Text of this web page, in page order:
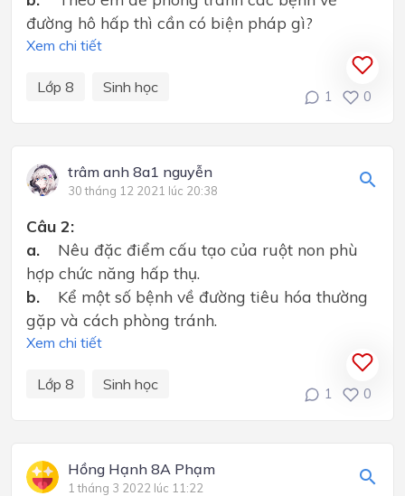
đường hô hấp thì cần có biện pháp gì?
Xem chi tiết
Lớp 8 Sinh học
1 0
trâm anh 8a1 nguyễn
30 tháng 12 2021 lúc 20:38
Câu 2:
a. Nêu đặc điểm cấu tạo của ruột non phù
hợp chức năng hấp thụ.
b. Kể một số bệnh về đường tiêu hóa thường
gặp và cách phòng tránh.
Xem chi tiết
Lớp 8 Sinh học
1 0
Hồng Hạnh 8A Phạm
1 tháng 3 2022 lúc 11:22